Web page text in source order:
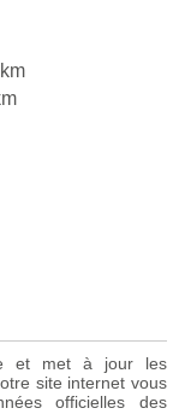
et met à jour les
site internet vous
officielles des